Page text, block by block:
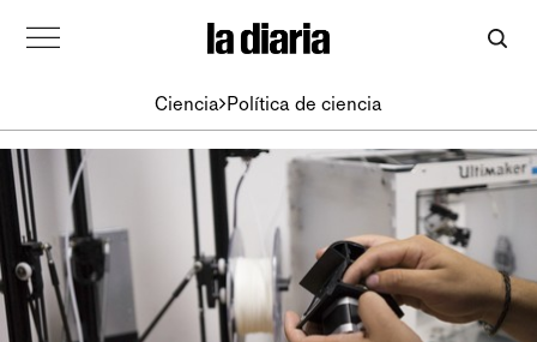
Ciencia Política de ciencia